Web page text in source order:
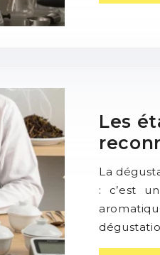
Les
La
: c’est